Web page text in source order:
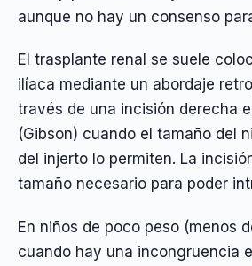
aunque no hay un consenso
El trasplante renal se suele
ilíaca mediante un abordaje
través de una incisión derecha
(Gibson) cuando el tamaño del
del injerto lo permiten. La
tamaño necesario para poder
En niños de poco peso (menos
cuando hay una incongruencia